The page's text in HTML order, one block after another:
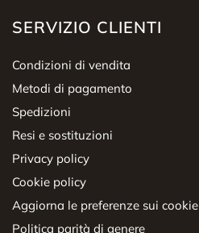
SERVIZIO CLIENTI
Condizioni di vendita
Metodi di pagamento
Spedizioni
Resi e sostituzioni
Privacy policy
Cookie policy
Aggiorna le preferenze sui cookie
Politica parità di genere